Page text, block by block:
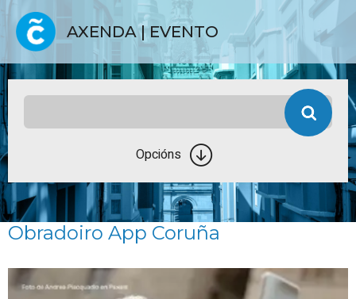
AXENDA | EVENTO
Opcións
Obradoiro App Coruña